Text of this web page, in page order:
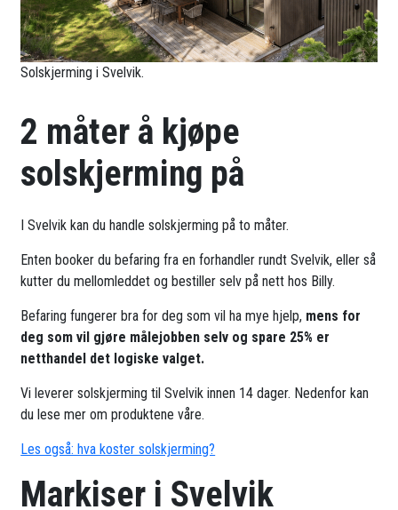
Solskjerming i Svelvik.
2 måter å kjøpe
solskjerming på
I Svelvik kan du handle solskjerming på to måter.
Enten booker du befaring fra en forhandler rundt Svelvik, eller så
kutter du mellomleddet og bestiller selv på nett hos Billy.
Befaring fungerer bra for deg som vil ha mye hjelp, mens for
deg som vil gjøre målejobben selv og spare 25% er
netthandel det logiske valget.
Vi leverer solskjerming til Svelvik innen 14 dager. Nedenfor kan
du lese mer om produktene våre.
Les også: hva koster solskjerming?
Markiser i Svelvik